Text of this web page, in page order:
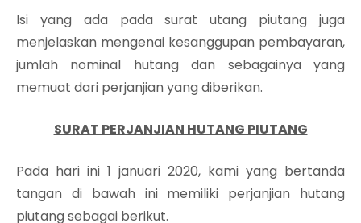
Isi yang ada pada surat utang piutang juga
menjelaskan mengenai kesanggupan pembayaran,
jumlah nominal hutang dan sebagainya yang
memuat dari perjanjian yang diberikan.
SURAT PERJANJIAN HUTANG PIUTANG
Pada hari ini 1 januari 2020, kami yang bertanda
tangan di bawah ini memiliki perjanjian hutang
piutang sebagai berikut.